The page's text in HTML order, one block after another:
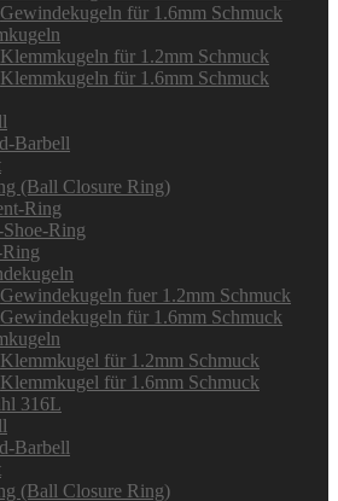
Gewindekugeln für 1.6mm Schmuck
Klemmkugeln für 1.2mm Schmuck
Klemmkugeln für 1.6mm Schmuck
Barbell
(Ball Closure Ring)
Ring
Ring
Gewindekugeln fuer 1.2mm Schmuck
Gewindekugeln für 1.6mm Schmuck
Klemmkugel für 1.2mm Schmuck
Klemmkugel für 1.6mm Schmuck
316L
Barbell
(Ball Closure Ring)